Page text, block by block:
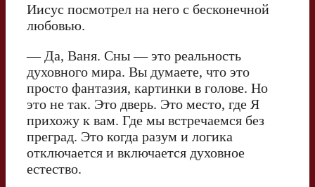
Иисус посмотрел на него с бесконечной
любовью.
— Да, Ваня. Сны — это реальность
духовного мира. Вы думаете, что это
просто фантазия, картинки в голове. Но
это не так. Это дверь. Это место, где Я
прихожу к вам. Где мы встречаемся без
преград. Это когда разум и логика
отключается и включается духовное
естество.